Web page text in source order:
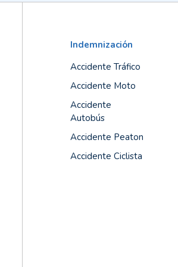
Indemnización
Accidente Tráfico
Accidente Moto
Accidente
Autobús
Accidente Peaton
Accidente Ciclista